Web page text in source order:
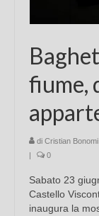
fiume,
di Cristian Bonomi
|
0
Sabato 23
Castello
inaugura la